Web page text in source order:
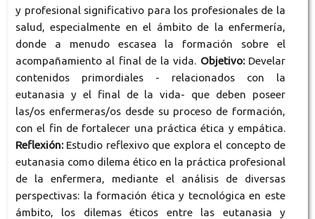
y profesional significativo para los profesionales de la
salud, especialmente en el ámbito de la enfermería,
donde a menudo escasea la formación sobre el
acompañamiento al final de la vida. Objetivo:Develar
contenidos primordiales - relacionados con la
eutanasia y el final de la vida- que deben poseer
las/os enfermeras/os desde su proceso de formación,
con el fin de fortalecer una práctica ética y empática.
Reflexión:Estudio reflexivo que explora el concepto de
eutanasia como dilema ético en la práctica profesional
de la enfermera, mediante el análisis de diversas
perspectivas: la formación ética y tecnológica en este
ámbito, los dilemas éticos entre las eutanasia y